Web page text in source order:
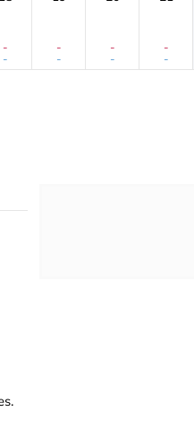
-
-
-
-
-
-
-
-